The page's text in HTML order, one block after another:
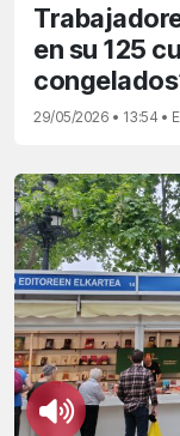
en su 125
29/05/2026 • 13:54 •